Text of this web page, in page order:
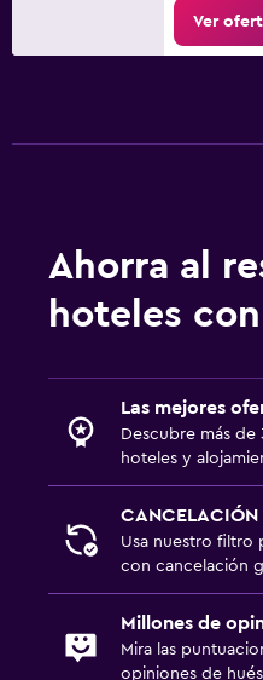
Ver
Ahorra al
hoteles
Las mejores
Descubre más
hoteles y
CANCELACIÓN
Usa nuestro filtro
con cancelación
Millones de
Mira las
opiniones de